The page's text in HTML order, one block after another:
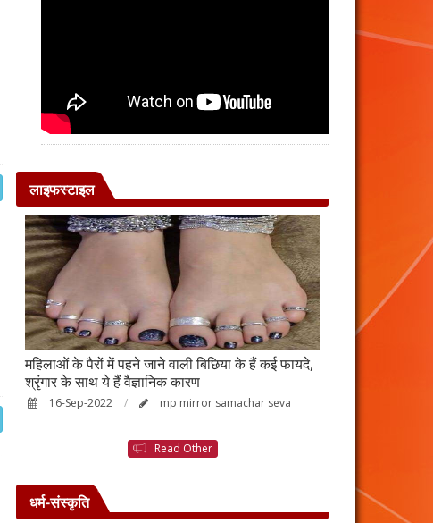
लाइफस्टाइल
महिलाओं के पैरों में पहने जाने वाली बिछिया के हैं कई फायदे,
श्रृंगार के साथ ये हैं वैज्ञानिक कारण
16-Sep-2022 mp mirror samachar seva
Read Other
धर्म-संस्कृति